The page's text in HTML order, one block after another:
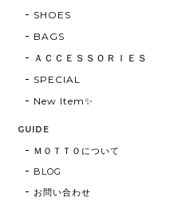
SHOES
BAGS
ＡＣＣＥＳＳＯＲＩＥＳ
SPECIAL
New Item✨
GUIDE
ＭＯＴＴＯについて
BLOG
お問い合わせ